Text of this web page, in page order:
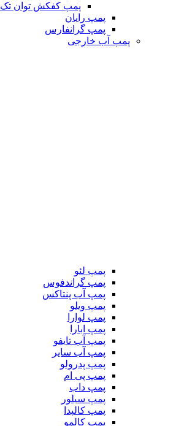
پمپ کفکش توان تک
پمپ رایان
پمپ گرانفارس
پمپ آب خارجی
پمپ لئو
پمپ گراندفوس
پمپ آب پنتاکس
پمپ ویلو
پمپ لوارا
پمپ ابارا
پمپ آب تایفو
پمپ آب سایر
پمپ پدرولو
پمپ پی ام
پمپ داب
پمپ سیلور
پمپ کالپدا
پمپ کالمو